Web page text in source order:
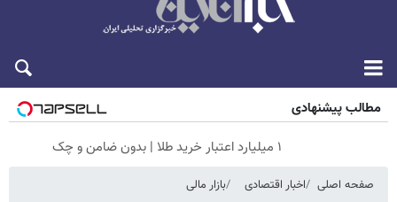
مطالب پیشنهادی
۱ میلیارد اعتبار خرید طلا | بدون ضامن و چک
صفحه اصلی اخبار اقتصادی بازار مالی